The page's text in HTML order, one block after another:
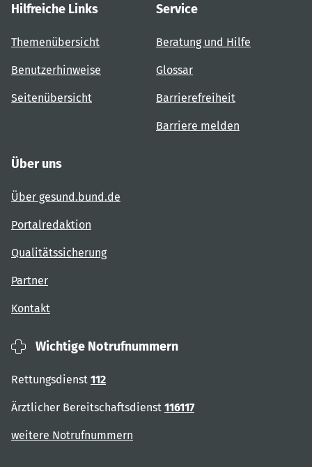
Hilfreiche Links
Themenübersicht
Benutzerhinweise
Seitenübersicht
Service
Beratung und Hilfe
Glossar
Barrierefreiheit
Barriere melden
Über uns
Über gesund.bund.de
Portalredaktion
Qualitätssicherung
Partner
Kontakt
Wichtige Notrufnummern
Rettungsdienst 112
Ärztlicher Bereitschaftsdienst 116117
weitere Notrufnummern